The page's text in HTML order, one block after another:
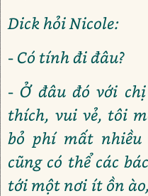
Dick hỏi Nicole:
- Có tính đi đâu?
- Ở đâu đó với
thích, vui vẻ, tôi
bỏ phí mất nhiều
cũng có thể các
tới một nơi ít ồn